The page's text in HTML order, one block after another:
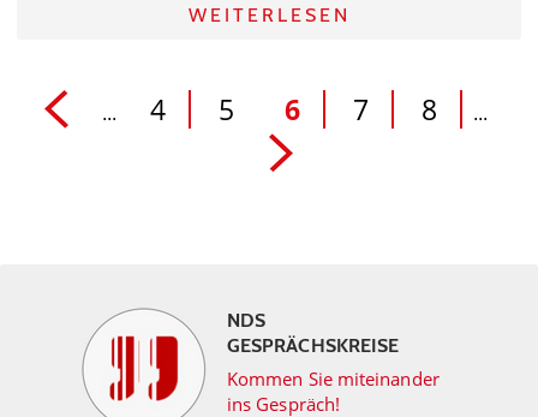
WEITERLESEN
... 4 5 6 7 8 ...
NDS
GESPRÄCHSKREISE
Kommen Sie miteinander
ins Gespräch!